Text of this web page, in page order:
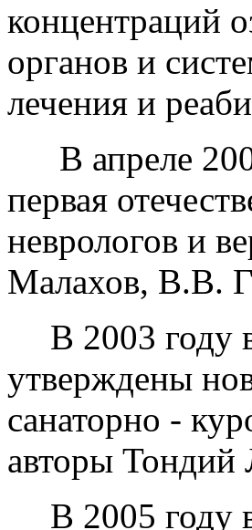
концентраций
органов и
лечения и
В апреле
первая
неврологов и
Малахов, В.В.
В 2003
утверждены
санаторно -
авторы
В 2005 году